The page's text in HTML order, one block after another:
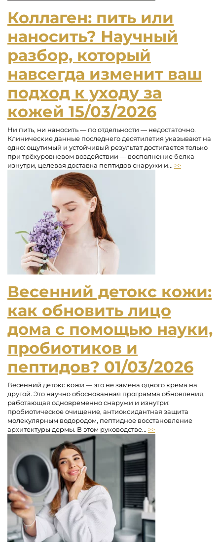
Коллаген: пить или
наносить? Научный
разбор, который
навсегда изменит ваш
подход к уходу за
кожей 15/03/2026
Ни пить, ни наносить — по отдельности — недостаточно.
Клинические данные последнего десятилетия указывают на
одно: ощутимый и устойчивый результат достигается только
при трёхуровневом воздействии — восполнение белка
изнутри, целевая доставка пептидов снаружи и... >>
Весенний детокс кожи:
как обновить лицо
дома с помощью науки,
пробиотиков и
пептидов? 01/03/2026
Весенний детокс кожи — это не замена одного крема на
другой. Это научно обоснованная программа обновления,
работающая одновременно снаружи и изнутри:
пробиотическое очищение, антиоксидантная защита
молекулярным водородом, пептидное восстановление
архитектуры дермы. В этом руководстве... >>